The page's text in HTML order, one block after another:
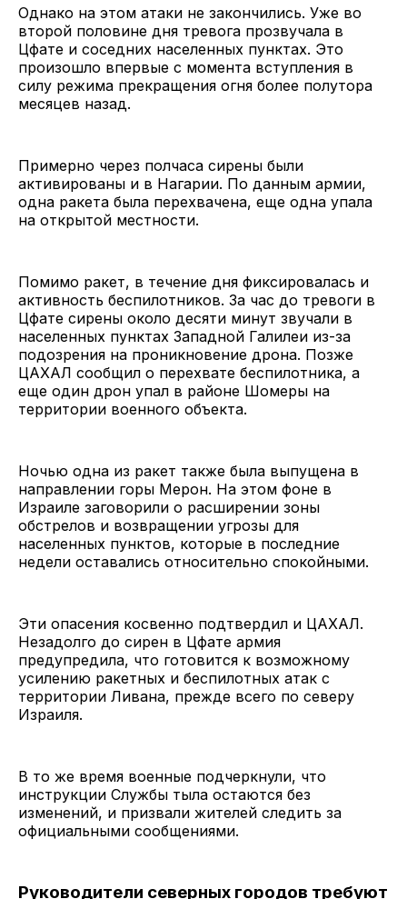
Однако на этом атаки не закончились. Уже во
второй половине дня тревога прозвучала в
Цфате и соседних населенных пунктах. Это
произошло впервые с момента вступления в
силу режима прекращения огня более полутора
месяцев назад.
Примерно через полчаса сирены были
активированы и в Нагарии. По данным армии,
одна ракета была перехвачена, еще одна упала
на открытой местности.
Помимо ракет, в течение дня фиксировалась и
активность беспилотников. За час до тревоги в
Цфате сирены около десяти минут звучали в
населенных пунктах Западной Галилеи из-за
подозрения на проникновение дрона. Позже
ЦАХАЛ сообщил о перехвате беспилотника, а
еще один дрон упал в районе Шомеры на
территории военного объекта.
Ночью одна из ракет также была выпущена в
направлении горы Мерон. На этом фоне в
Израиле заговорили о расширении зоны
обстрелов и возвращении угрозы для
населенных пунктов, которые в последние
недели оставались относительно спокойными.
Эти опасения косвенно подтвердил и ЦАХАЛ.
Незадолго до сирен в Цфате армия
предупредила, что готовится к возможному
усилению ракетных и беспилотных атак с
территории Ливана, прежде всего по северу
Израиля.
В то же время военные подчеркнули, что
инструкции Службы тыла остаются без
изменений, и призвали жителей следить за
официальными сообщениями.
Руководители северных городов требуют